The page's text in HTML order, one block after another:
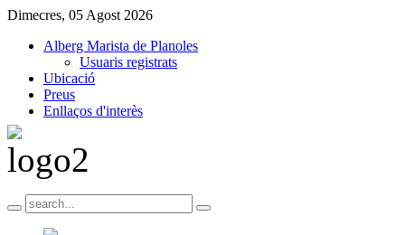
Dimecres, 05 Agost 2026
Alberg Marista de Planoles
Usuaris registrats
Ubicació
Preus
Enllaços d'interès